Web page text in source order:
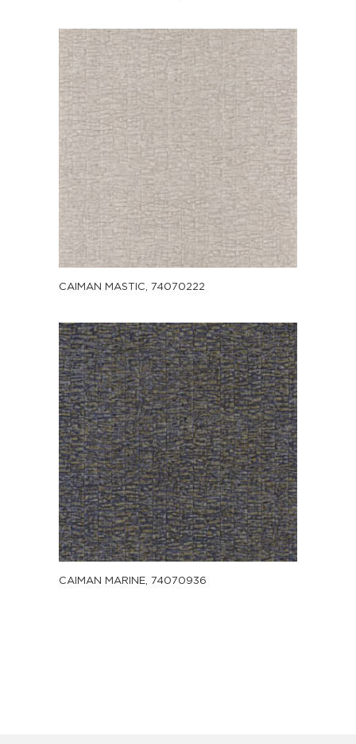
CAIMAN MASTIC, 74070222
CAIMAN MARINE, 74070936